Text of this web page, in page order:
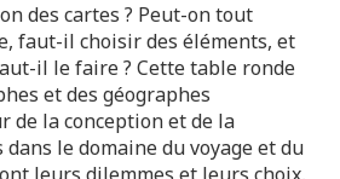
des cartes ? Peut-on tout
faut-il choisir des éléments, et
il le faire ? Cette table ronde
et des géographes
de la conception et de la
le domaine du voyage et du